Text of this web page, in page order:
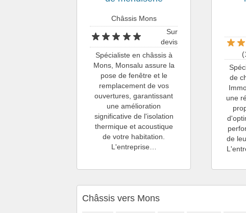
Châssis Mons
Sur
devis
Spécialiste en châssis à
Mons, Monsalu assure la
pose de fenêtre et le
remplacement de vos
ouvertures, garantissant
une amélioration
significative de l'isolation
thermique et acoustique
de votre habitation.
L'entreprise…
de
une
de
Châssis vers Mons